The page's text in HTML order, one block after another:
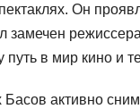
Он
замечен
путь в мир кино и
Басов активно